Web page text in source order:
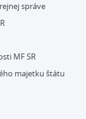
správe
MF SR
majetku štátu